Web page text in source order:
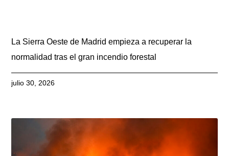
La Sierra Oeste de Madrid empieza a recuperar la
normalidad tras el gran incendio forestal
julio 30, 2026